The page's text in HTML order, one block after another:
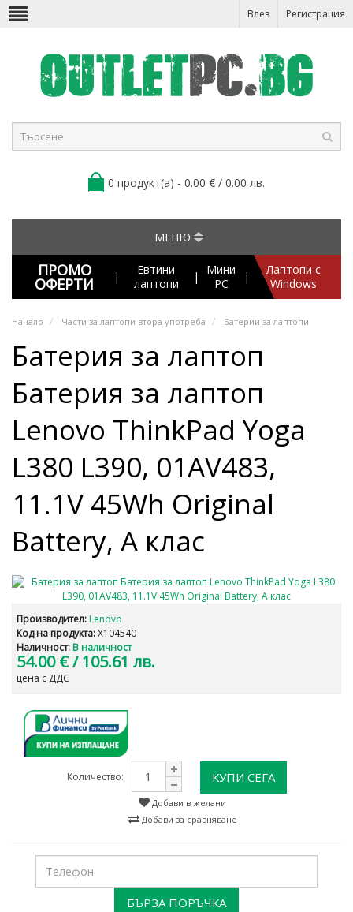
Влез Регистрация
0 продукт(а) - 0.00 € / 0.00 лв.
МЕНЮ
ПРОМО
ОФЕРТИ |
Евтини
лаптопи
|
Мини
PC
|
Лаптопи с
Windows
Начало Части за лаптопи втора употреба Батерии за лаптопи
Батерия за лаптоп
Батерия за лаптоп
Lenovo ThinkPad Yoga
L380 L390, 01AV483,
11.1V 45Wh Original
Battery, A клас
Производител: Lenovo
Код на продукта:X104540
Наличност: В наличност
54.00 €/ 105.61 лв.
цена с ДДС
Количество: КУПИ СЕГА
Добави в желани
Добави за сравняване
БЪРЗА ПОРЪЧКА